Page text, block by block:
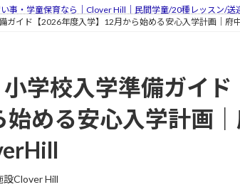
い事・学童保育なら｜Clover Hill｜民間学童/20種レッスン/
ガイド【2026年度入学】12月から始める安心入学計画｜府
学校入学準備ガイド
始める安心入学計画
設Clover Hill